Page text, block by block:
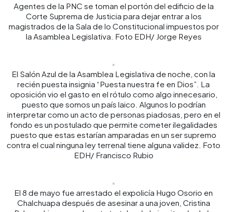
Agentes de la PNC se toman el portón del edificio de la
Corte Suprema de Justicia para dejar entrar a los
magistrados de la Sala de lo Constitucional impuestos por
la Asamblea Legislativa. Foto EDH/ Jorge Reyes
El Salón Azul de la Asamblea Legislativa de noche, con la
recién puesta insignia “Puesta nuestra fe en Dios”. La
oposición vio el gasto en el rótulo como algo innecesario,
puesto que somos un país laico. Algunos lo podrían
interpretar como un acto de personas piadosas, pero en el
fondo es un postulado que permite cometer ilegalidades
puesto que estas estarían amparadas en un ser supremo
contra el cual ninguna ley terrenal tiene alguna validez. Foto
EDH/ Francisco Rubio
El 8 de mayo fue arrestado el expolicía Hugo Osorio en
Chalchuapa después de asesinar a una joven, Cristina